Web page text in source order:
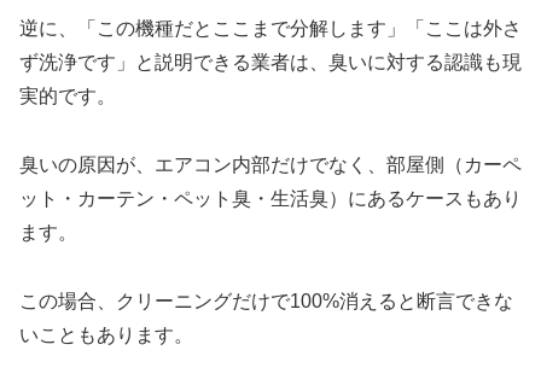
逆に、「この機種だとここまで分解します」「ここは外さ
ず洗浄です」と説明できる業者は、臭いに対する認識も現
実的です。
臭いの原因が、エアコン内部だけでなく、部屋側（カーペ
ット・カーテン・ペット臭・生活臭）にあるケースもあり
ます。
この場合、クリーニングだけで100%消えると断言できな
いこともあります。